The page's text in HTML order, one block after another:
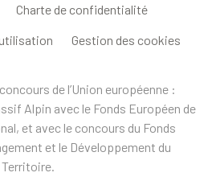
Charte de confidentialité
Gestion des cookies
de l’Union européenne :
Alpin avec le Fonds Européen de
et avec le concours du Fonds
et le Développement du
Territoire.